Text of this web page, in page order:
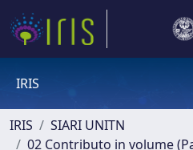
IRIS
IRIS
SIARI UNITN
02 Contributo in volume